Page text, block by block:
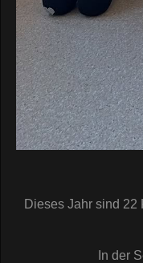
Dieses Jahr sind 22
In der